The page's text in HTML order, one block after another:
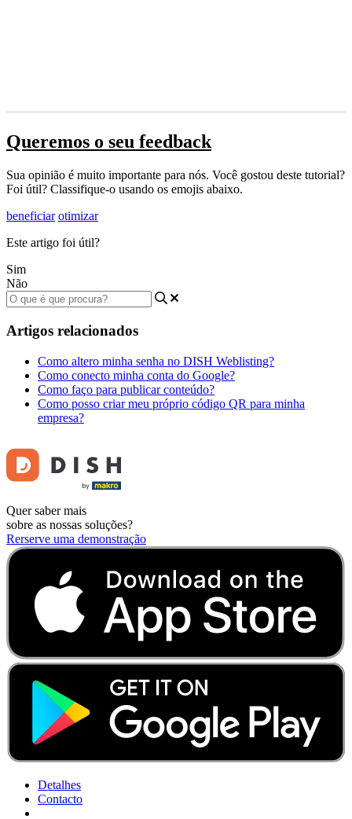
Queremos o seu feedback
Sua opinião é muito importante para nós. Você gostou deste tutorial?
Foi útil? Classifique-o usando os emojis abaixo.
beneficiar otimizar
Este artigo foi útil?
Sim
Não
Artigos relacionados
Como altero minha senha no DISH Weblisting?
Como conecto minha conta do Google?
Como faço para publicar conteúdo?
Como posso criar meu próprio código QR para minha
empresa?
Quer saber mais
sobre as nossas soluções?
Rerserve uma demonstração
Detalhes
Contacto